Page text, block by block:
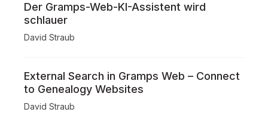
Der Gramps-Web-KI-Assistent wird
schlauer
David Straub
External Search in Gramps Web – Connect
to Genealogy Websites
David Straub